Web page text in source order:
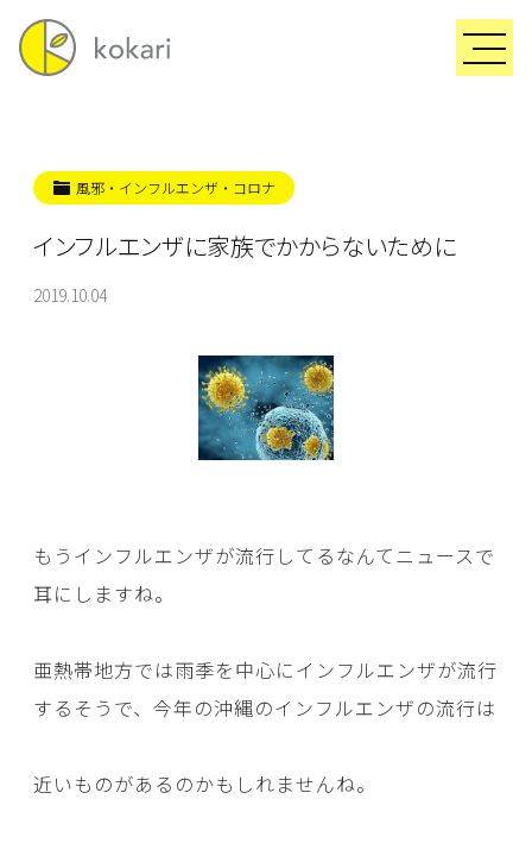
風邪・インフルエンザ・コロナ
インフルエンザに家族でかからないために
2019.10.04
もうインフルエンザが流行してるなんてニュースで
耳にしますね。
亜熱帯地方では雨季を中心にインフルエンザが流行
するそうで、今年の沖縄のインフルエンザの流行は
近いものがあるのかもしれませんね。